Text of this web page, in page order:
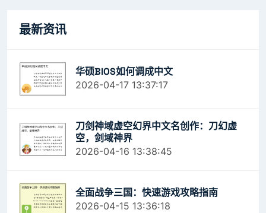
最新资讯
华硕BIOS如何调成中文
2026-04-17 13:37:17
刀剑神域虚空幻界中文名创作：刀幻虚
空，剑域神界
2026-04-16 13:38:45
全面战争三国：快速游戏攻略指南
2026-04-15 13:36:18